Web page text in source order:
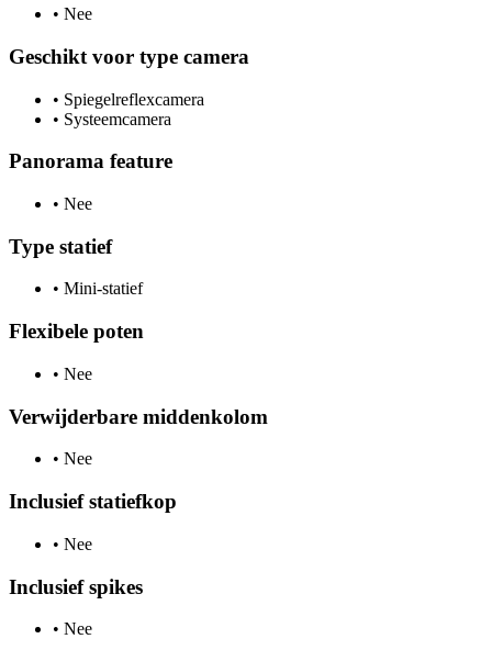
• Nee
Geschikt voor type camera
• Spiegelreflexcamera
• Systeemcamera
Panorama feature
• Nee
Type statief
• Mini-statief
Flexibele poten
• Nee
Verwijderbare middenkolom
• Nee
Inclusief statiefkop
• Nee
Inclusief spikes
• Nee